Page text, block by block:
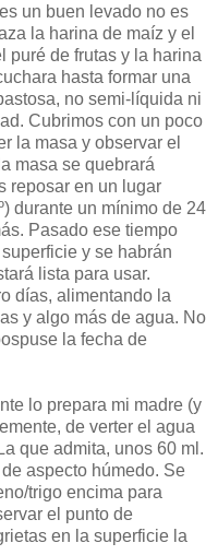
un buen levado no es
la harina de maíz y el
puré de frutas y la harina
hasta formar una
no semi-líquida ni
Cubrimos con un poco
la masa y observar el
masa se quebrará
reposar en un lugar
durante un mínimo de 24
Pasado ese tiempo
y se habrán
lista para usar.
días, alimentando la
y algo más de agua. No
la fecha de
lo prepara mi madre (y
de verter el agua
que admita, unos 60 ml.
aspecto húmedo. Se
trigo encima para
el punto de
en la superficie la